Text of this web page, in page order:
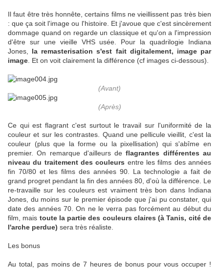
Il faut être très honnête, certains films ne vieillissent pas très bien
: que ça soit l'image ou l'histoire. Et j'avoue que c'est sincèrement
dommage quand on regarde un classique et qu'on a l'impression
d'être sur une vieille VHS usée. Pour la quadrilogie Indiana
Jones, la remasterisation s'est fait digitalement, image par
image . Et on voit clairement la différence (cf images ci-dessous).
(Avant)
(Après)
Ce qui est flagrant c'est surtout le travail sur l'uniformité de la
couleur et sur les contrastes. Quand une pellicule vieillit, c'est la
couleur (plus que la forme ou la pixellisation) qui s'abîme en
premier. On remarque d'ailleurs deflagrantes différentes au
niveau du traitement des couleurs entre les films des années
fin 70/80 et les films des années 90. La technologie a fait de
grand progret pendant la fin des années 80, d'où la différence. Le
re-travaille sur les couleurs est vraiment très bon dans Indiana
Jones, du moins sur le premier épisode que j'ai pu constater, qui
date des années 70. On ne le verra pas forcément au début du
film, mais toute la partie des couleurs claires (à Tanis, cité de
l'arche perdue) sera très réaliste.
Les bonus
Au total, pas moins de 7 heures de bonus pour vous occuper !